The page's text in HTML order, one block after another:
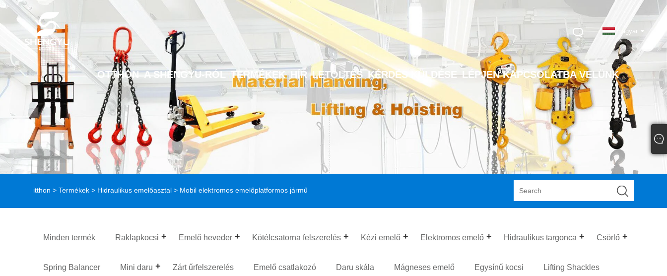
magyar
OTTHON A SHENGYU-RÓL TERMÉKEK HÍR LETÖLTÉS KÉRDÉS KÜLDÉSE LÉPJEN KAPCSOLATBA VELÜNK
itthon > Termékek > Hidraulikus emelőasztal > Mobil elektromos emelőplatformos jármű
Minden termék Raklapkocsi Emelő heveder Kötélcsatorna felszerelés Kézi emelő Elektromos emelő Hidraulikus targonca Csörlő
Spring Balancer Mini daru Zárt űrfelszerelés Emelő csatlakozó Daru skála Mágneses emelő Egysínű kocsi Lifting Shackles